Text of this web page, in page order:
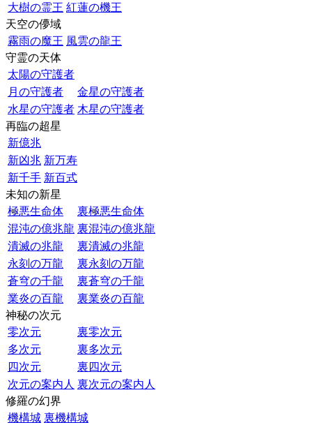
大樹の霊王 紅蓮の機王
天空の儚域
霧雨の魔王 風雲の龍王
守霊の天体
太陽の守護者
月の守護者
金星の守護者
水星の守護者 木星の守護者
再臨の超星
新億兆
新凶兆 新万寿
新千手 新百式
未知の新星
極悪生命体
裏極悪生命体
混沌の億兆龍 裏混沌の億兆龍
潰滅の兆龍
裏潰滅の兆龍
永刻の万龍
裏永刻の万龍
蒼穹の千龍
裏蒼穹の千龍
業炎の百龍
裏業炎の百龍
神秘の次元
零次元
裏零次元
多次元
裏多次元
四次元
裏四次元
次元の案内人 裏次元の案内人
修羅の幻界
機構城 裏機構城